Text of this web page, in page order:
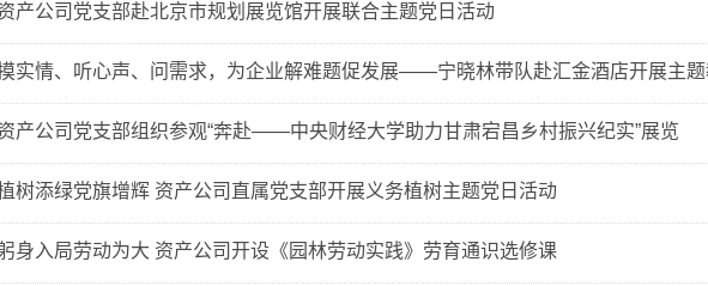
产公司党支部赴北京市规划展览馆开展联合主题党日活动
实情、听心声、问需求，为企业解难题促发展——宁晓林带队赴汇金酒店开展主
产公司党支部组织参观“奔赴——中央财经大学助力甘肃宕昌乡村振兴纪实”展览
树添绿党旗增辉 资产公司直属党支部开展义务植树主题党日活动
身入局劳动为大 资产公司开设《园林劳动实践》劳育通识选修课